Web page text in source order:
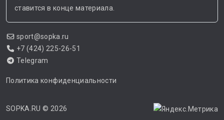
ставится в конце материала.
sport@sopka.ru
+7 (424) 225-26-51
Telegram
Политика конфиденциальности
SOPKA.RU © 2026